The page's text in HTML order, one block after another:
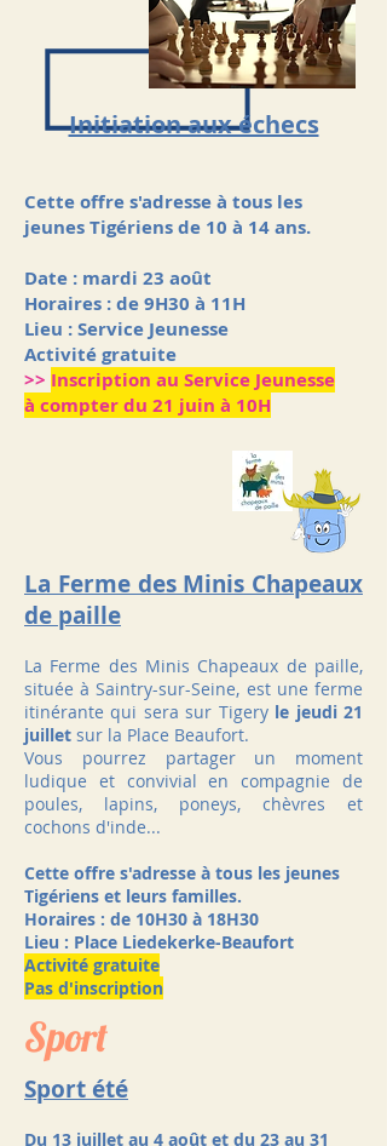
Initiation aux échecs
​Cette offre s'adresse à tous les
jeunes Tigériens de 10 à 14 ans.
Date : mardi 23 août
Horaires : de 9H30 à 11H
Lieu : Service Jeunesse
Activité gratuite
>> Inscription au Service Jeunesse
à compter du 21 juin à 10H
La Ferme des Minis Chapeaux
de paille
La Ferme des Minis Chapeaux de paille,
située à Saintry-sur-Seine, est une ferme
itinérante qui sera sur Tigery le jeudi 21
juillet sur la Place Beaufort.
Vous pourrez partager un moment
ludique et convivial en compagnie de
poules, lapins, poneys, chèvres et
cochons d'inde...
​Cette offre s'adresse à tous les jeunes
Tigériens et leurs familles.
Horaires : de 10H30 à 18H30
Lieu : Place Liedekerke-Beaufort
Activité gratuite
Pas d'inscription
Sport
Sport été
Du 13 juillet au 4 août et du 23 au 31